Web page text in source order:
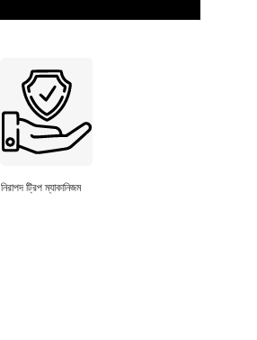
নিরাপদ ট্রিপ ম্যাকানিজম